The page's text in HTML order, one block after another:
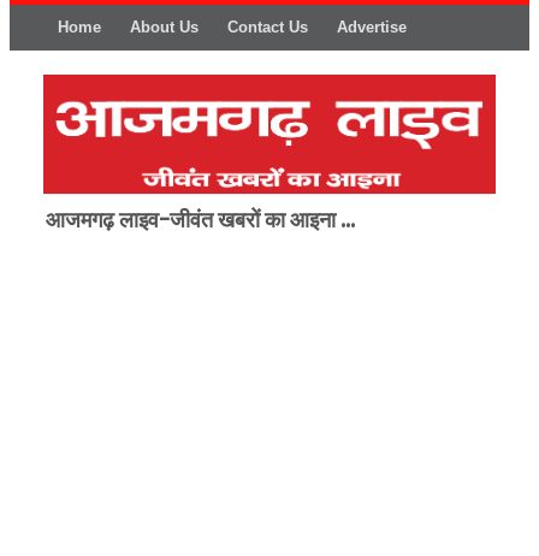
Home About Us Contact Us Advertise
आजमगढ़ लाइव-जीवंत खबरों का आइना ...